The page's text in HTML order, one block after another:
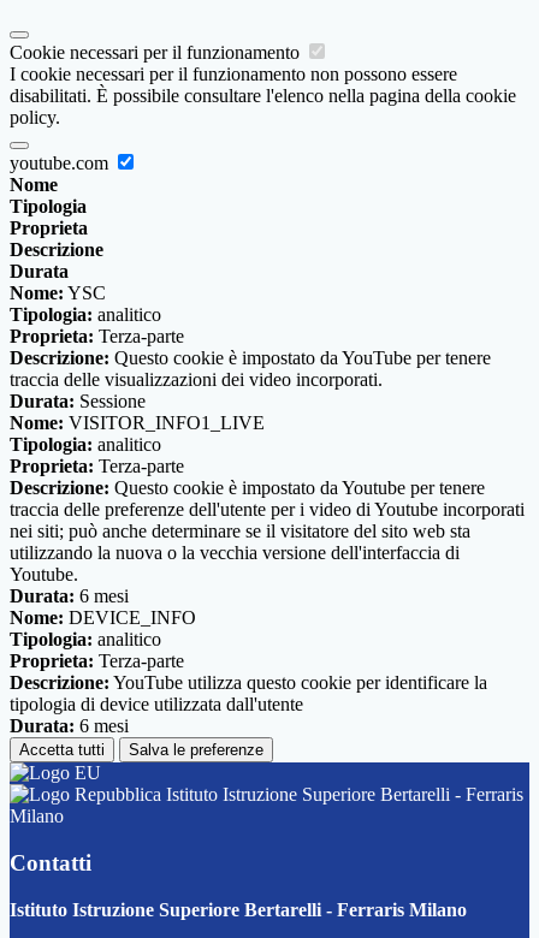
Cookie necessari per il funzionamento
I cookie necessari per il funzionamento non possono essere
disabilitati. È possibile consultare l'elenco nella pagina della cookie
policy.
youtube.com
Nome
Tipologia
Proprieta
Descrizione
Durata
Nome: YSC
Tipologia: analitico
Proprieta: Terza-parte
Descrizione: Questo cookie è impostato da YouTube per tenere
traccia delle visualizzazioni dei video incorporati.
Durata: Sessione
Nome: VISITOR_INFO1_LIVE
Tipologia: analitico
Proprieta: Terza-parte
Descrizione: Questo cookie è impostato da Youtube per tenere
traccia delle preferenze dell'utente per i video di Youtube incorporati
nei siti; può anche determinare se il visitatore del sito web sta
utilizzando la nuova o la vecchia versione dell'interfaccia di
Youtube.
Durata: 6 mesi
Nome: DEVICE_INFO
Tipologia: analitico
Proprieta: Terza-parte
Descrizione: YouTube utilizza questo cookie per identificare la
tipologia di device utilizzata dall'utente
Durata: 6 mesi
Accetta tutti Salva le preferenze
Istituto Istruzione Superiore Bertarelli - Ferraris
Milano
Contatti
Istituto Istruzione Superiore Bertarelli - Ferraris Milano